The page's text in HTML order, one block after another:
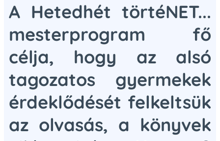
A Hetedhét törtéNET...
mesterprogram fő
célja, hogy az alsó
tagozatos gyermekek
érdeklődését felkeltsük
az olvasás, a könyvek